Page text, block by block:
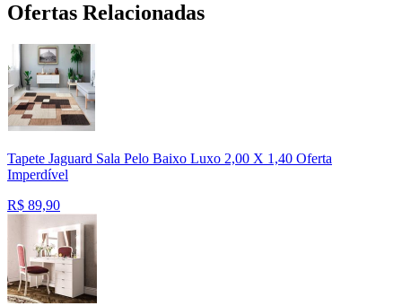
Ofertas Relacionadas
Tapete Jaguard Sala Pelo Baixo Luxo 2,00 X 1,40 Oferta
Imperdível
R$ 89,90